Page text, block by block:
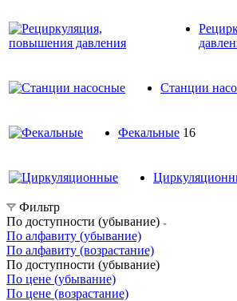
Станции
Фекальные 16
Фильтр
По доступности (убывание)
По алфавиту (убывание)
По алфавиту (возрастание)
По доступности (убывание)
По цене (убывание)
По цене (возрастание)